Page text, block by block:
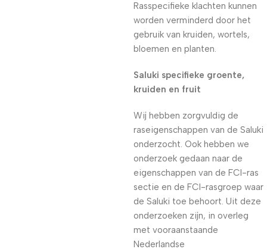
Rasspecifieke klachten kunnen
worden verminderd door het
gebruik van kruiden, wortels,
bloemen en planten.
Saluki specifieke groente,
kruiden en fruit
Wij hebben zorgvuldig de
raseigenschappen van de Saluki
onderzocht. Ook hebben we
onderzoek gedaan naar de
eigenschappen van de FCI-ras
sectie en de FCI-rasgroep waar
de Saluki toe behoort. Uit deze
onderzoeken zijn, in overleg
met vooraanstaande
Nederlandse